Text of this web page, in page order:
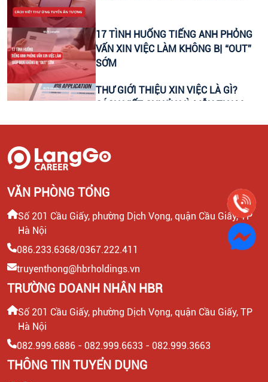
CTV KIỂM TRA NĂNG LỰC TIẾNG ANH ĐẦU VÀO CHO
HỌC VIÊN
HEADTEACHER MẢNG TIẾNG ANH TRẺ EM
17 TÌNH HUỐNG TIẾNG ANH PHỎNG
VẤN XIN VIỆC LÀM KHÔNG BỊ “OUT”
SỚM
THƯ GIỚI THIỆU XIN VIỆC LÀ GÌ?
CÁCH VIẾT CHUẨN VÀ MẪU THAM
VĂN PHÒNG TỔNG
Số 201 Cầu Giấy, phường Dịch Vọng, quận Cầu Giấy, TP
Hà Nội
086.233.6368/0367.222.411
truyenthong@hbrholdings.vn
TRƯỜNG DOANH NHÂN HBR
Số 201 Cầu Giấy, phường Dịch Vọng, quận Cầu Giấy, TP
Hà Nội
082.999.6886 - 082.999.6633 - 082.999.3663
THÔNG TIN TUYỂN DỤNG